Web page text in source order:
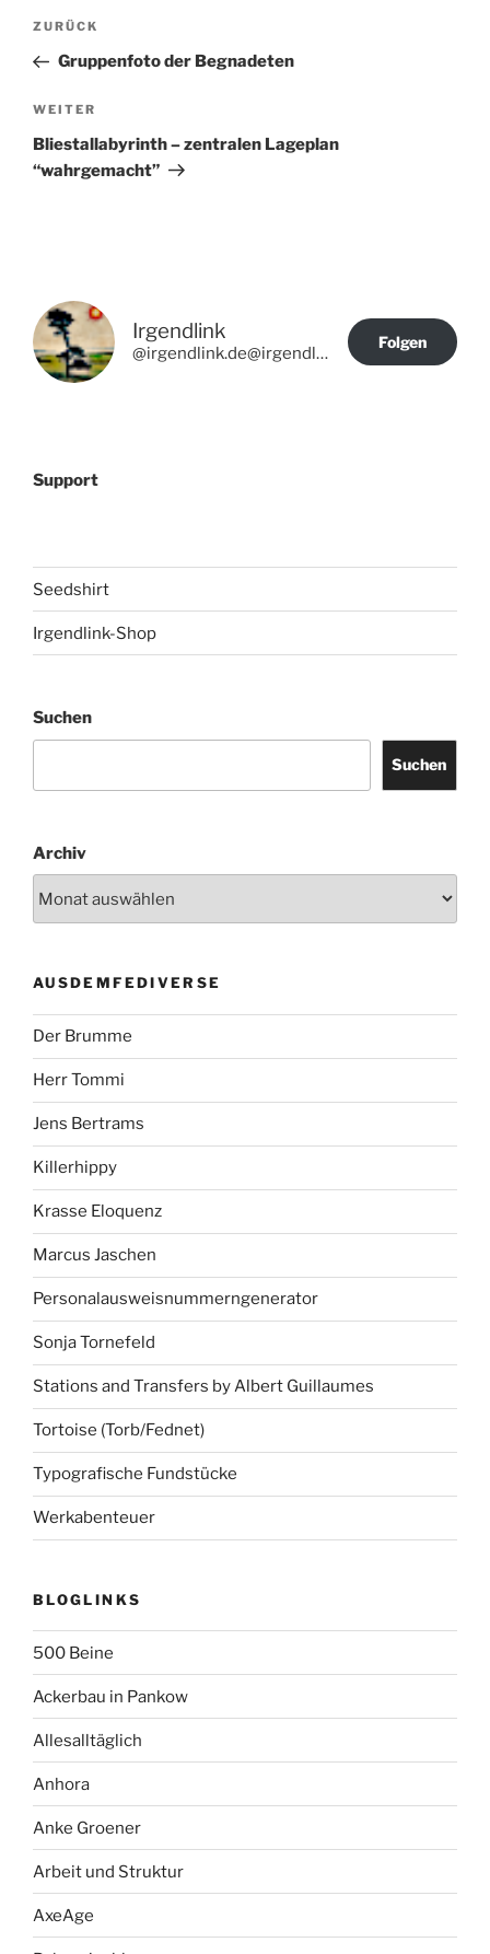
Beitragsnavigation
Vorheriger
Beitrag
ZURÜCK
Gruppenfoto der Begnadeten
Nächster
Beitrag
WEITER
Bliestallabyrinth – zentralen Lageplan
“wahrgemacht”
Irgendlink
@irgendlink.de@irgendlink.de
Folgen
Support
Seedshirt
Irgendlink-Shop
Suchen
Suchen
Archiv
AUSDEMFEDIVERSE
Der Brumme
Herr Tommi
Jens Bertrams
Killerhippy
Krasse Eloquenz
Marcus Jaschen
Personalausweisnummerngenerator
Sonja Tornefeld
Stations and Transfers by Albert Guillaumes
Tortoise (Torb/Fednet)
Typografische Fundstücke
Werkabenteuer
BLOGLINKS
500 Beine
Ackerbau in Pankow
Allesalltäglich
Anhora
Anke Groener
Arbeit und Struktur
AxeAge